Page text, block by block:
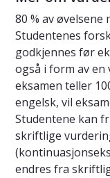
80 % av
Studentenes
godkjennes før
også i form av en
eksamen teller
engelsk, vil
Studentene kan
skriftlige
endres fra